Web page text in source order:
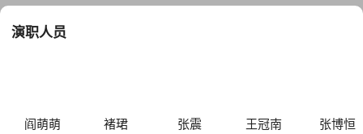
演职人员
阎萌萌 褚珺 张震 王冠南 张博恒